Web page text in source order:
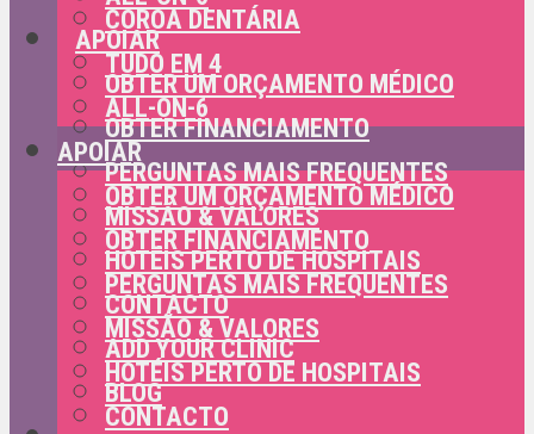
APOIAR
OBTER UM ORÇAMENTO MÉDICO
OBTER FINANCIAMENTO
PERGUNTAS MAIS FREQUENTES
MISSÃO & VALORES
HOTÉIS PERTO DE HOSPITAIS
CONTACTO
ADD YOUR CLINIC
BLOG
COROA DENTÁRIA
TUDO EM 4
ALL-ON-6
APOIAR
OBTER UM ORÇAMENTO MÉDICO
OBTER FINANCIAMENTO
PERGUNTAS MAIS FREQUENTES
MISSÃO & VALORES
HOTÉIS PERTO DE HOSPITAIS
CONTACTO